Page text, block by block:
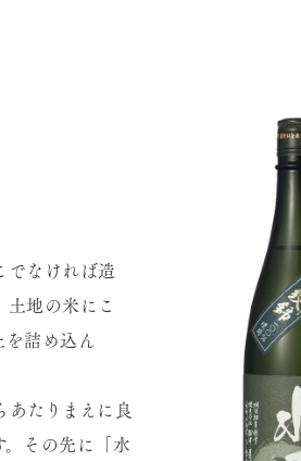
でなければ造
地の米にこ
詰め込ん
たりまえに良
その先に「水